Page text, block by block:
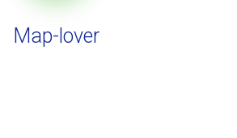
Map-lover